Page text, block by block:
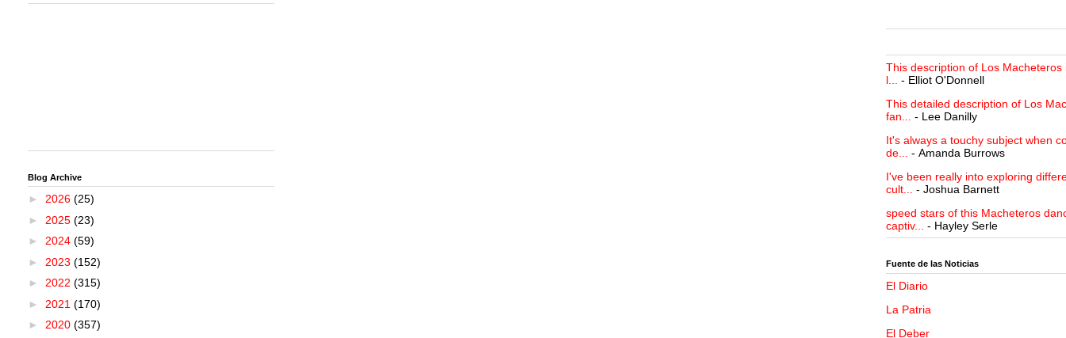
Blog Archive
► 2026 (25)
► 2025 (23)
► 2024 (59)
► 2023 (152)
► 2022 (315)
► 2021 (170)
► 2020 (357)
This description of Los Macheteros
l...
- Elliot O'Donnell
This detailed description of Los
fan...
- Lee Danilly
It's always a touchy subject when
de...
- Amanda Burrows
I've been really into exploring
cult...
- Joshua Barnett
speed stars of this Macheteros
captiv...
- Hayley Serle
Fuente de las Noticias
El Diario
La Patria
El Deber